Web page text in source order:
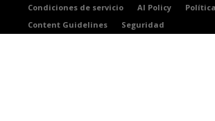
Condiciones de servicio AI Policy
Content Guidelines
Seguridad